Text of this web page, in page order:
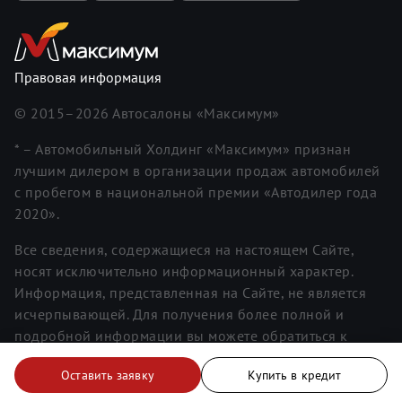
Оставить заявку Купить в кредит
Правовая информация
© 2015– 2026 Автосалоны «Максимум»
* – Автомобильный Холдинг «Максимум» признан
лучшим дилером в организации продаж автомобилей
с пробегом в национальной премии «Автодилер года
2020».
Все сведения, содержащиеся на настоящем Сайте,
носят исключительно информационный характер.
Информация, представленная на Сайте, не является
исчерпывающей. Для получения более полной и
подробной информации вы можете обратиться к
менеджерам. Информация о ценах не является
публичной офертой.